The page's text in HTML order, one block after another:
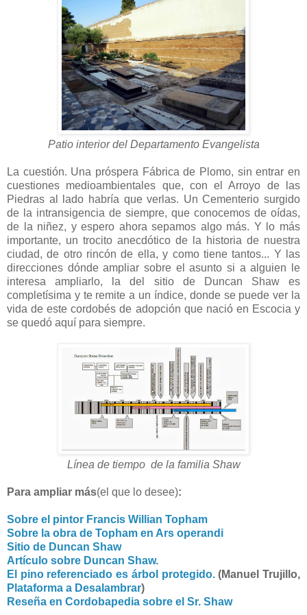
Patio interior del Departamento Evangelista
La cuestión. Una próspera Fábrica de Plomo, sin entrar en
cuestiones medioambientales que, con el Arroyo de las
Piedras al lado habría que verlas. Un Cementerio surgido
de la intransigencia de siempre, que conocemos de oídas,
de la niñez, y espero ahora sepamos algo más. Y lo más
importante, un trocito anecdótico de la historia de nuestra
ciudad, de otro rincón de ella, y como tiene tantos... Y las
direcciones dónde ampliar sobre el asunto si a alguien le
interesa ampliarlo, la del sitio de Duncan Shaw es
completísima y te remite a un índice, donde se puede ver la
vida de este cordobés de adopción que nació en Escocia y
se quedó aquí para siempre.
Línea de tiempo de la familia Shaw
Para ampliar más(el que lo desee):
Sobre el pintor Francis Willian Topham
Sobre la obra de Topham en Ars operandi
Sitio de Duncan Shaw
Artículo sobre Duncan Shaw.
El pino referenciado es árbol protegido.(Manuel Trujillo,
Plataforma a Desalambrar)
Reseña en Cordobapedia sobre el Sr. Shaw